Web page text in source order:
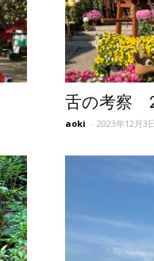
舌の考察
aoki - 2023年12月3日